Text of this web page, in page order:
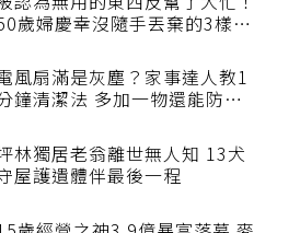
被認為無用的東西反幫了大忙！
50歲婦慶幸沒隨手丟棄的3樣物
電風扇滿是灰塵？家事達人教1
分鐘清潔法 多加一物還能防髒
坪林獨居老翁離世無人知 13犬
守屋護遺體伴最後一程